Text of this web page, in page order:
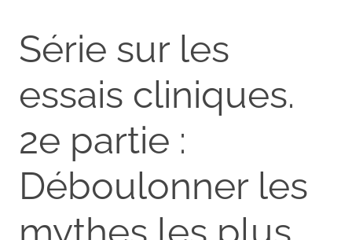
Série sur les
essais cliniques.
2e partie :
Déboulonner les
mythes les plus